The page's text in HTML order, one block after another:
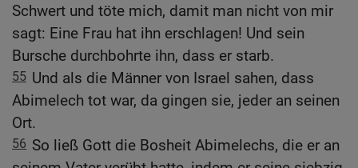
Schwert und töte mich, damit man nicht von mir
sagt: Eine Frau hat ihn erschlagen! Und sein
Bursche durchbohrte ihn, dass er starb.
55 Und als die Männer von Israel sahen, dass
Abimelech tot war, da gingen sie, jeder an seinen
Ort.
56 So ließ Gott die Bosheit Abimelechs, die er an